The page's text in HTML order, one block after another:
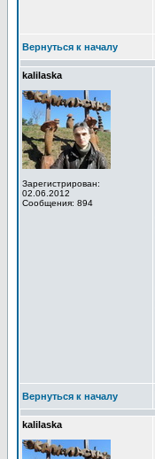
Вернуться к началу
kalilaska
Зарегистрирован:
02.06.2012
Сообщения: 894
Вернуться к началу
kalilaska